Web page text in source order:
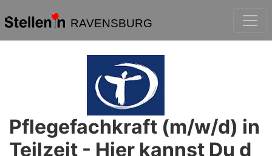
RAVENSBURG
Pflegefachkraft (m/w/d) in
Teilzeit - Hier kannst Du d